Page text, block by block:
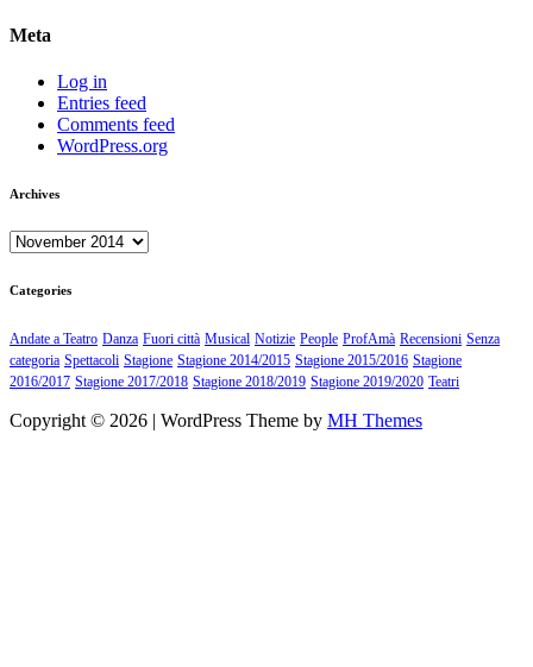
Meta
Log in
Entries feed
Comments feed
WordPress.org
Archives
Archives
Categories
Andate a Teatro Danza Fuori città Musical Notizie People ProfAmà Recensioni Senza
categoria Spettacoli Stagione Stagione 2014/2015 Stagione 2015/2016 Stagione
2016/2017 Stagione 2017/2018 Stagione 2018/2019 Stagione 2019/2020 Teatri
Copyright © 2026 | WordPress Theme by MH Themes